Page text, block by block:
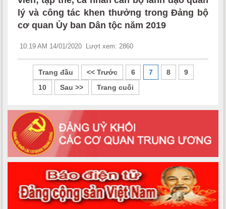
lý và công tác khen thưởng trong Đảng bộ
cơ quan Ủy ban Dân tộc năm 2019
10:19 AM 14/01/2020 Lượt xem: 2860
Trang đầu << Trước 6 7 8
9
10
Sau >> Trang cuối